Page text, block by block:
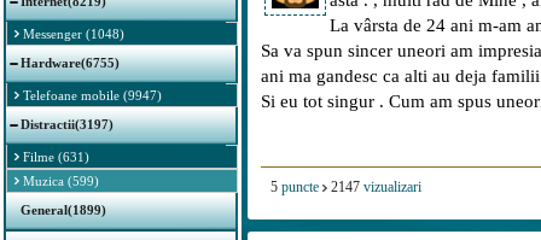
Messenger (1048)
Hardware(6755)
Telefoane mobile (9947)
Distractii(3197)
Filme (631)
Muzica (599)
General(1899)
La vârsta de 24 ani m-am
Sa va spun sincer uneori am
ani ma gandesc ca alti au deja
Si eu tot singur . Cum am spus
5 puncte 2147 vizualizari